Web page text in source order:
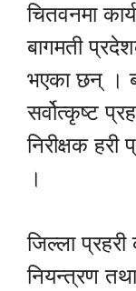
चितवनमा
बागमती
भएका छन् ।
सर्वोत्कृष्ट
निरीक्षक
।
जिल्ला
नियन्त्रण